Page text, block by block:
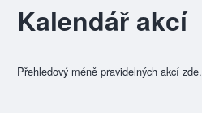
Kalendář akcí
Přehledový méně pravidelných akcí zde.